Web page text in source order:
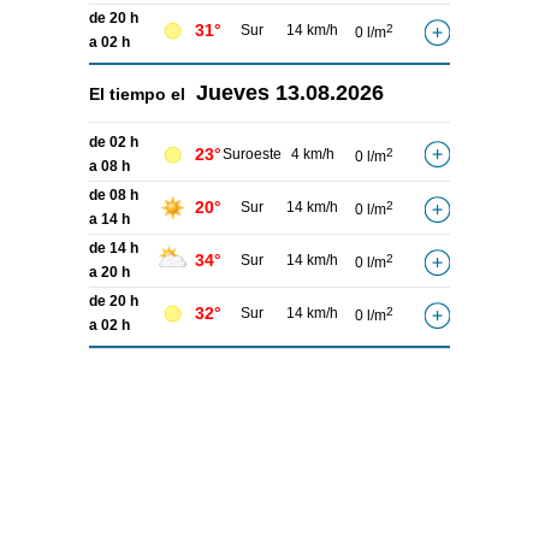
de 20 h
a 02 h
31° Sur 14 km/h 0 l/m2
El tiempo el Jueves 13.08.2026
de 02 h
a 08 h
23°Suroeste 4 km/h 0 l/m2
de 08 h
a 14 h
20° Sur 14 km/h 0 l/m2
de 14 h
a 20 h
34° Sur 14 km/h 0 l/m2
de 20 h
a 02 h
32° Sur 14 km/h 0 l/m2